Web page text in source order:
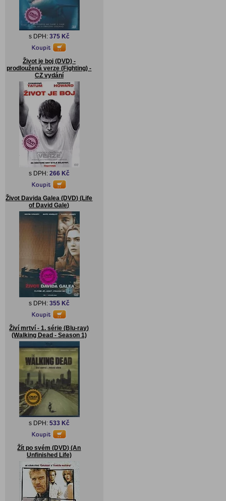
s DPH: 375 Kč
Život je boj (DVD) -
prodloužená verze (Fighting) -
CZ vydání
s DPH: 266 Kč
Život Davida Galea (DVD) (Life
of David Gale)
s DPH: 355 Kč
Živí mrtví - 1. série (Blu-ray)
(Walking Dead - Season 1)
s DPH: 533 Kč
Žít po svém (DVD) (An
Unfinished Life)